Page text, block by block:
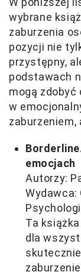
wybrane
zaburzenia
pozycji nie
przystępny,
podstawach
mogą zdobyć
w
zaburzeniem,
emocjach
Autorzy:
Wydawca:
Ta
dla